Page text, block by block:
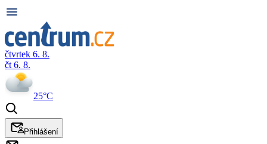
čtvrtek 6. 8.
čt 6. 8.
25°C
Přihlášení